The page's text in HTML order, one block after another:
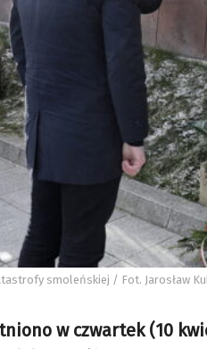
smoleńskiej / Fot. Jarosław
w czwartek (10